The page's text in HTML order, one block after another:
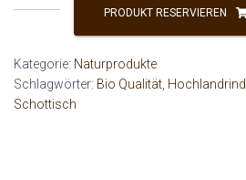
Paar
PRODUKT RESERVIEREN
Kategorie: Naturprodukte
Schlagwörter: Bio Qualität Hochlandrind
Schottisch